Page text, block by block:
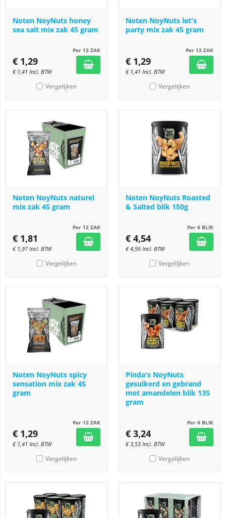
Noten NoyNuts honey
sea salt mix zak 45 gram
Per 12 ZAK
€ 1,29
€ 1,41 Incl. BTW
Vergelijken
Noten NoyNuts let's
party mix zak 45 gram
Per 12 ZAK
€ 1,29
€ 1,41 Incl. BTW
Vergelijken
Noten NoyNuts naturel
mix zak 45 gram
Per 12 ZAK
€ 1,81
€ 1,97 Incl. BTW
Vergelijken
Noten NoyNuts Roasted
& Salted blik 150g
Per 6 BLIK
€ 4,54
€4,95 Incl. BTW
Vergelijken
Noten NoyNuts spicy
sensation mix zak 45
gram
Per 12 ZAK
€ 1,29
€ 1,41 Incl. BTW
Vergelijken
Pinda's NoyNuts
gesuikerd en gebrand
met amandelen blik 135
gram
Per 6 BLIK
€ 3,24
€3,53 Incl. BTW
Vergelijken